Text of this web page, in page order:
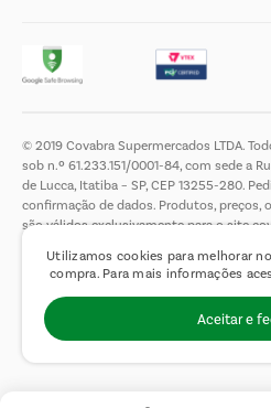
Utilizamos cookies para melhorar
compra. Para mais informações
Aceitar e
© 2019 Covabra Supermercados LTDA.
sob n.º 61.233.151/0001-84, com sede a
de Lucca, Itatiba – SP, CEP 13255-280.
confirmação de dados. Produtos, preços,
são válidos exclusivamente para o site
de limitar a quantidade máxima de
vendemos no atacado. Fotos meramente
entrega de bebidas alcoólicas a menores
n.° 8069/90, art. 81, inciso II (Estatuto da